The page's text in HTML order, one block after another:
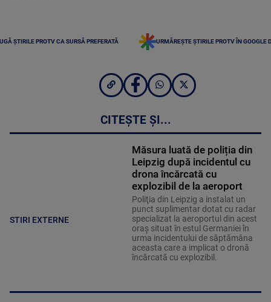
ȘTIRILE PROTV CA SURSĂ PREFERATĂ URMĂREȘTE ȘTIRILE PROTV ÎN GOOGLE
CITEȘTE ȘI...
STIRI EXTERNE
Măsura luată de poliția din
Leipzig după incidentul cu
drona încărcată cu
explozibil de la aeroport
Poliţia din Leipzig a instalat un
punct suplimentar dotat cu radar
specializat la aeroportul din acest
oraş situat în estul Germaniei în
urma incidentului de săptămâna
aceasta care a implicat o dronă
încărcată cu explozibil.